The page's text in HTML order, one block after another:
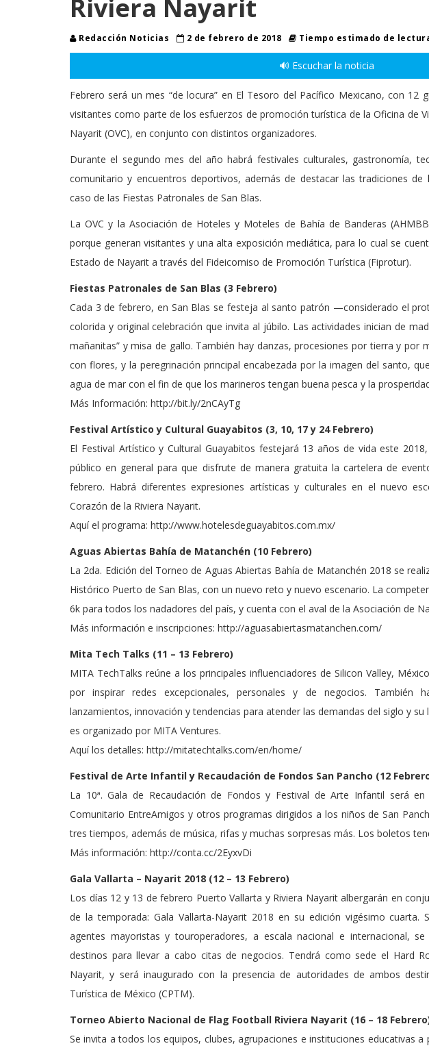
Riviera Nayarit
Redacción Noticias 2 de febrero de 2018 Tiempo estimado de
🔊 Escuchar la noticia
Febrero será un mes “de locura” en El Tesoro del Pacífico Mexicano, con 12
visitantes como parte de los esfuerzos de promoción turística de la Oficina de
Nayarit (OVC), en conjunto con distintos organizadores.
Durante el segundo mes del año habrá festivales culturales, gastronomía,
comunitario y encuentros deportivos, además de destacar las tradiciones
caso de las Fiestas Patronales de San Blas.
La OVC y la Asociación de Hoteles y Moteles de Bahía de Banderas
porque generan visitantes y una alta exposición mediática, para lo cual se
Estado de Nayarit a través del Fideicomiso de Promoción Turística (Fiprotur).
Fiestas Patronales de San Blas (3 Febrero)
Cada 3 de febrero, en San Blas se festeja al santo patrón —considerado el
colorida y original celebración que invita al júbilo. Las actividades inician de
mañanitas” y misa de gallo. También hay danzas, procesiones por tierra y por
con flores, y la peregrinación principal encabezada por la imagen del santo,
agua de mar con el fin de que los marineros tengan buena pesca y la
Más Información: http://bit.ly/2nCAyTg
Festival Artístico y Cultural Guayabitos (3, 10, 17 y 24 Febrero)
El Festival Artístico y Cultural Guayabitos festejará 13 años de vida este
público en general para que disfrute de manera gratuita la cartelera de
febrero. Habrá diferentes expresiones artísticas y culturales en el nuevo
Corazón de la Riviera Nayarit.
Aquí el programa: http://www.hotelesdeguayabitos.com.mx/
Aguas Abiertas Bahía de Matanchén (10 Febrero)
La 2da. Edición del Torneo de Aguas Abiertas Bahía de Matanchén 2018 se
Histórico Puerto de San Blas, con un nuevo reto y nuevo escenario. La
6k para todos los nadadores del país, y cuenta con el aval de la Asociación de
Más información e inscripciones: http://aguasabiertasmatanchen.com/
Mita Tech Talks (11 – 13 Febrero)
MITA TechTalks reúne a los principales influenciadores de Silicon Valley,
por inspirar redes excepcionales, personales y de negocios. También
lanzamientos, innovación y tendencias para atender las demandas del siglo y
es organizado por MITA Ventures.
Aquí los detalles: http://mitatechtalks.com/en/home/
Festival de Arte Infantil y Recaudación de Fondos San Pancho (12
La 10ª. Gala de Recaudación de Fondos y Festival de Arte Infantil será
Comunitario EntreAmigos y otros programas dirigidos a los niños de San
tres tiempos, además de música, rifas y muchas sorpresas más. Los boletos
Más información: http://conta.cc/2EyxvDi
Gala Vallarta – Nayarit 2018 (12 – 13 Febrero)
Los días 12 y 13 de febrero Puerto Vallarta y Riviera Nayarit albergarán en
de la temporada: Gala Vallarta-Nayarit 2018 en su edición vigésimo
agentes mayoristas y touroperadores, a escala nacional e internacional,
destinos para llevar a cabo citas de negocios. Tendrá como sede el Hard
Nayarit, y será inaugurado con la presencia de autoridades de ambos
Turística de México (CPTM).
Torneo Abierto Nacional de Flag Football Riviera Nayarit (16 – 18
Se invita a todos los equipos, clubes, agrupaciones e instituciones educativas